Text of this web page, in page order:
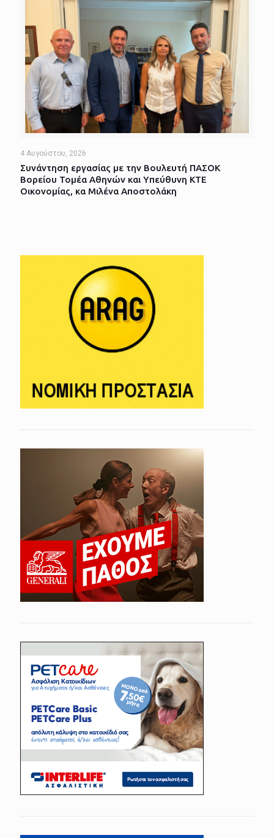
4 Αυγούστου, 2026
Συνάντηση εργασίας με την Βουλευτή ΠΑΣΟΚ
Βορείου Τομέα Αθηνών και Υπεύθυνη ΚΤΕ
Οικονομίας, κα Μιλένα Αποστολάκη